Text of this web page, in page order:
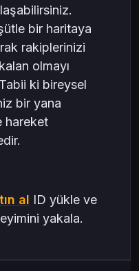
bir haritaya
rakiplerinizi
olmayı
ki bireysel
bir yana
hareket
al ID yükle ve
yakala.